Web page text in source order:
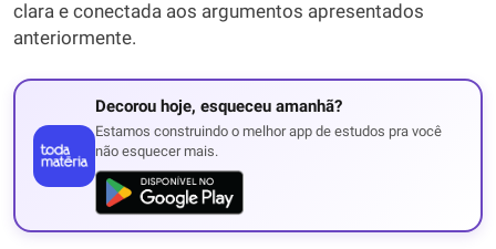
clara e conectada aos argumentos apresentados
anteriormente.
Decorou hoje, esqueceu amanhã?
Estamos construindo o melhor app de estudos pra você
não esquecer mais.